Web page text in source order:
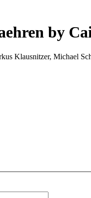
by
Klausnitzer, Michael